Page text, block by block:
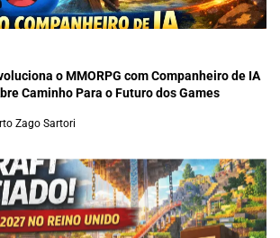
o MMORPG com Companheiro de IA
Caminho Para o Futuro dos Games
Zago Sartori